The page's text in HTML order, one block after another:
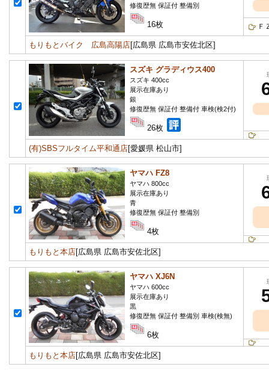
修復歴無 保証付 整備別
16枚 Ｆ
もりもとバイク 広島高陽店[広島県 広島市安佐北区]
スズキ グラディウス400
スズキ 400cc
展示在庫あり
銀
修復歴無 保証付 整備付 車検(検2付)
26枚
(有)SBSフルタイム平和通店[愛媛県 松山市]
ヤマハ FZ8
ヤマハ 800cc
展示在庫あり
青
修復歴無 保証付 整備別
4枚
もりもと本店[広島県 広島市安佐北区]
ヤマハ XJ6N
ヤマハ 600cc
展示在庫あり
黒
修復歴無 保証付 整備別 車検(検無)
6枚
もりもと本店[広島県 広島市安佐北区]